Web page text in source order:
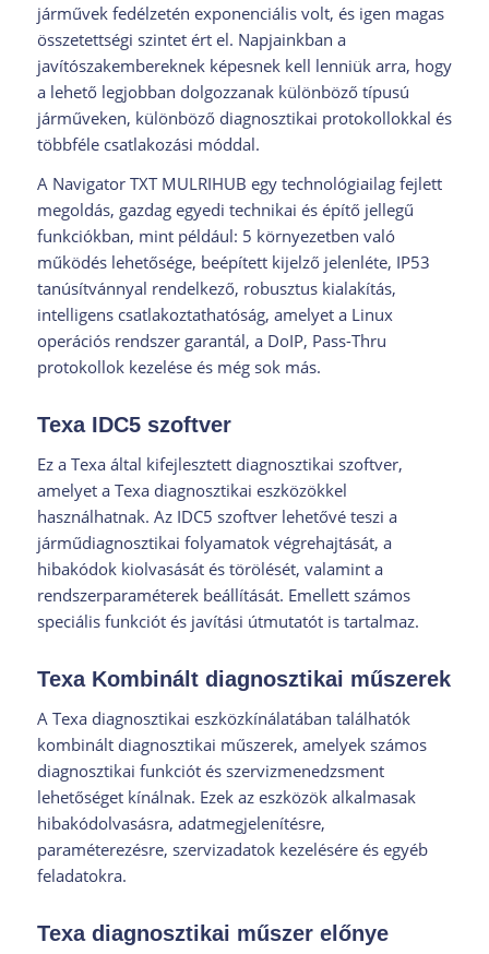
járművek fedélzetén exponenciális volt, és igen magas
összetettségi szintet ért el. Napjainkban a
javítószakembereknek képesnek kell lenniük arra, hogy
a lehető legjobban dolgozzanak különböző típusú
járműveken, különböző diagnosztikai protokollokkal és
többféle csatlakozási móddal.
A Navigator TXT MULRIHUB egy technológiailag fejlett
megoldás, gazdag egyedi technikai és építő jellegű
funkciókban, mint például: 5 környezetben való
működés lehetősége, beépített kijelző jelenléte, IP53
tanúsítvánnyal rendelkező, robusztus kialakítás,
intelligens csatlakoztathatóság, amelyet a Linux
operációs rendszer garantál, a DoIP, Pass-Thru
protokollok kezelése és még sok más.
Texa IDC5 szoftver
Ez a Texa által kifejlesztett diagnosztikai szoftver,
amelyet a Texa diagnosztikai eszközökkel
használhatnak. Az IDC5 szoftver lehetővé teszi a
járműdiagnosztikai folyamatok végrehajtását, a
hibakódok kiolvasását és törölését, valamint a
rendszerparaméterek beállítását. Emellett számos
speciális funkciót és javítási útmutatót is tartalmaz.
Texa Kombinált diagnosztikai műszerek
A Texa diagnosztikai eszközkínálatában találhatók
kombinált diagnosztikai műszerek, amelyek számos
diagnosztikai funkciót és szervizmenedzsment
lehetőséget kínálnak. Ezek az eszközök alkalmasak
hibakódolvasásra, adatmegjelenítésre,
paraméterezésre, szervizadatok kezelésére és egyéb
feladatokra.
Texa diagnosztikai műszer előnye